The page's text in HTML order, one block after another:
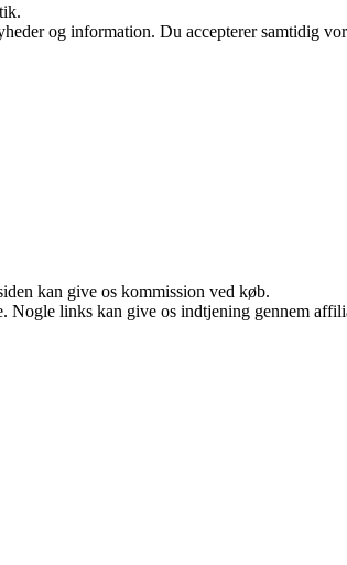
og information. Du accepterer samtidig
kan give os kommission ved køb.
Nogle links kan give os indtjening gennem